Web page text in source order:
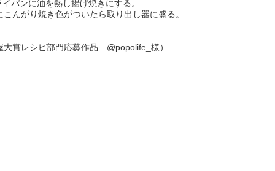
パンに油を熱し揚げ焼きにする。
こんがり焼き色がついたら取り出し器に盛る。
大賞レシピ部門応募作品 @popolife_様）